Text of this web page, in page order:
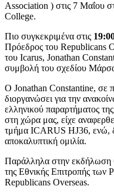
Association ) στις 7 Μαΐου
College.
Πιο συγκεκριμένα στις
Πρόεδρος του Republicans
του Icarus, Jonathan
συμβολή του σχεδίου
Ο Jonathan Constantine, σε
διοργανώσει για την
ελληνικού παραρτήματος
στη χώρα μας, είχε
τμήμα ICARUS HJ36, ενώ,
αποκαλυπτική ομιλία.
Παράλληλα στην εκδήλωση
της Εθνικής Επιτροπής των
Republicans Overseas.